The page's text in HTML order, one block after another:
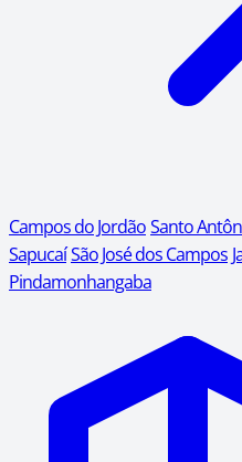
Campos do JordãoSanto
SapucaíSão José dos Campos
Pindamonhangaba